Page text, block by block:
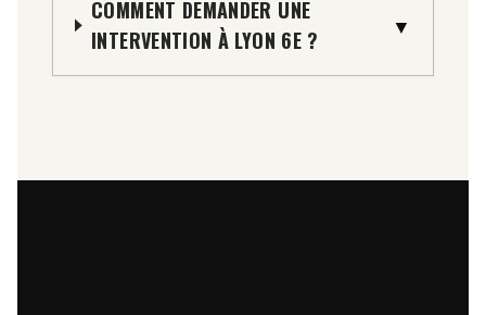
COMMENT DEMANDER UNE
INTERVENTION À LYON 6E ?
▼